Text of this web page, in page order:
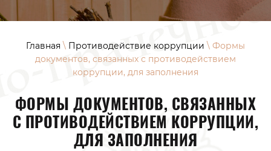
Главная \ Противодействие коррупции \ Формы
документов, связанных с противодействием
коррупции, для заполнения
ФОРМЫ ДОКУМЕНТОВ, СВЯЗАННЫХ
С ПРОТИВОДЕЙСТВИЕМ КОРРУПЦИИ,
ДЛЯ ЗАПОЛНЕНИЯ